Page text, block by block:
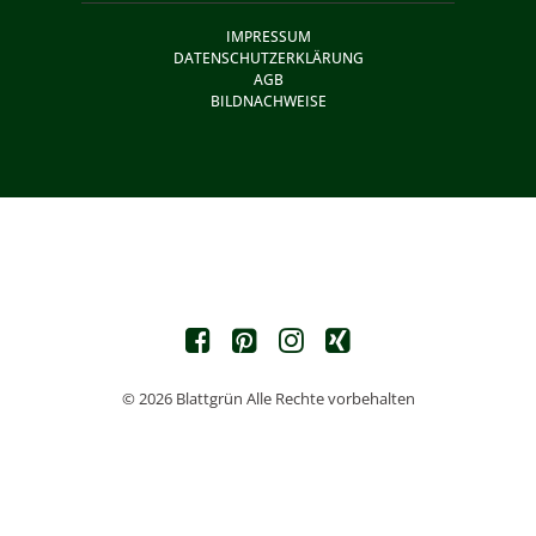
IMPRESSUM
DATENSCHUTZERKLÄRUNG
AGB
BILDNACHWEISE
© 2026 Blattgrün Alle Rechte vorbehalten